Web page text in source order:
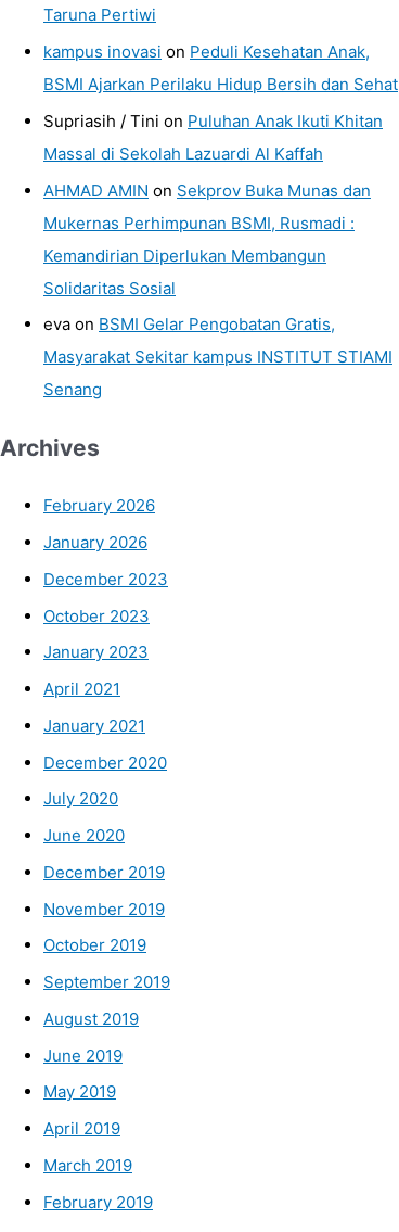
Taruna Pertiwi
kampus inovasi on Peduli Kesehatan Anak,
BSMI Ajarkan Perilaku Hidup Bersih dan Sehat
Supriasih / Tini on Puluhan Anak Ikuti Khitan
Massal di Sekolah Lazuardi Al Kaffah
AHMAD AMIN on Sekprov Buka Munas dan
Mukernas Perhimpunan BSMI, Rusmadi :
Kemandirian Diperlukan Membangun
Solidaritas Sosial
eva on BSMI Gelar Pengobatan Gratis,
Masyarakat Sekitar kampus INSTITUT STIAMI
Senang
Archives
February 2026
January 2026
December 2023
October 2023
January 2023
April 2021
January 2021
December 2020
July 2020
June 2020
December 2019
November 2019
October 2019
September 2019
August 2019
June 2019
May 2019
April 2019
March 2019
February 2019